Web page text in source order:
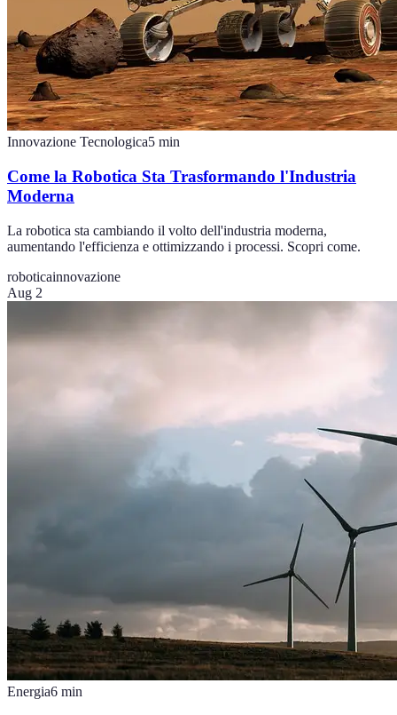
Innovazione Tecnologica5 min
Come la Robotica Sta Trasformando l'Industria
Moderna
La robotica sta cambiando il volto dell'industria moderna,
aumentando l'efficienza e ottimizzando i processi. Scopri come.
roboticainnovazione
Aug 2
Energia6 min